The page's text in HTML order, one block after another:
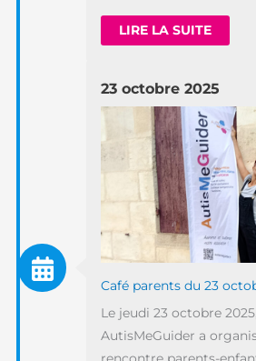
LIRE LA SUITE
23 octobre 2025
Café parents du 23
Le jeudi 23 octobre
AutisMeGuider a
rencontre parents-